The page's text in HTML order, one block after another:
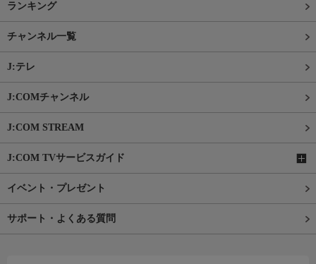
ランキング
チャンネル一覧
J:テレ
J:COMチャンネル
J:COM STREAM
J:COM TVサービスガイド
イベント・プレゼント
サポート・よくある質問